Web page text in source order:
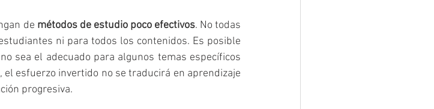
de métodos de estudio poco efectivos. No todas
ni para todos los contenidos. Es posible
sea el adecuado para algunos temas específicos
esfuerzo invertido no se traducirá en aprendizaje
progresiva.